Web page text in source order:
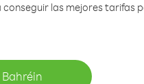
las mejores tarifas